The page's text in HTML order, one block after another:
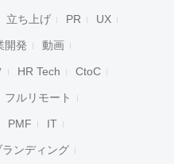
立ち上げ PR UX
開発 動画
HR Tech CtoC
フルリモート
PMF IT
ランディング